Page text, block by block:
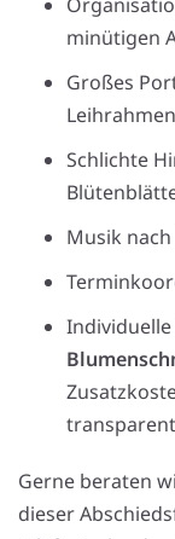
minütigen
Großes
Schlichte
Musik
transparent
Gerne beraten
dieser